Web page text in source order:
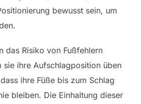
bewusst sein, um
das Risiko von Fußfehlern
sie ihre Aufschlagposition üben
ihre Füße bis zum Schlag
bleiben. Die Einhaltung dieser